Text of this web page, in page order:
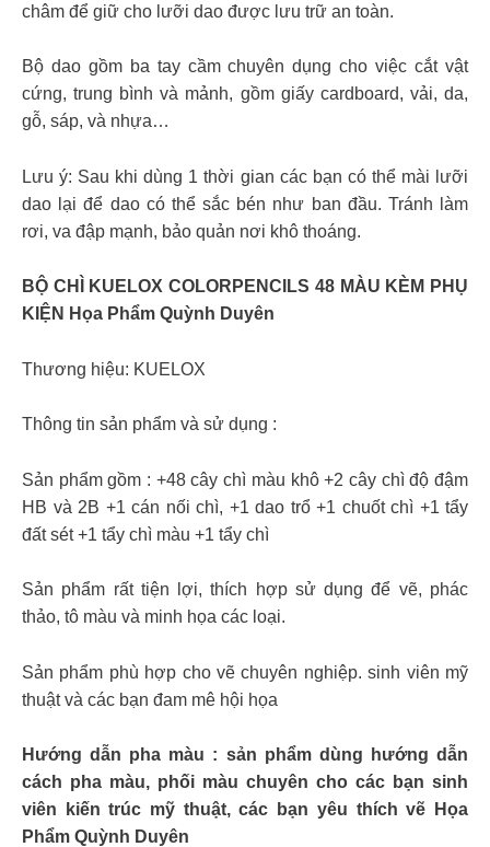
châm để giữ cho lưỡi dao được lưu trữ an toàn.
Bộ dao gồm ba tay cầm chuyên dụng cho việc cắt vật
cứng, trung bình và mảnh, gồm giấy cardboard, vải, da,
gỗ, sáp, và nhựa…
Lưu ý: Sau khi dùng 1 thời gian các bạn có thể mài lưỡi
dao lại để dao có thể sắc bén như ban đầu. Tránh làm
rơi, va đập mạnh, bảo quản nơi khô thoáng.
BỘ CHÌ KUELOX COLORPENCILS 48 MÀU KÈM PHỤ
KIỆN Họa Phẩm Quỳnh Duyên
Thương hiệu: KUELOX
Thông tin sản phẩm và sử dụng :
Sản phẩm gồm : +48 cây chì màu khô +2 cây chì độ đậm
HB và 2B +1 cán nối chì, +1 dao trổ +1 chuốt chì +1 tẩy
đất sét +1 tẩy chì màu +1 tẩy chì
Sản phẩm rất tiện lợi, thích hợp sử dụng để vẽ, phác
thảo, tô màu và minh họa các loại.
Sản phẩm phù hợp cho vẽ chuyên nghiệp. sinh viên mỹ
thuật và các bạn đam mê hội họa
Hướng dẫn pha màu : sản phẩm dùng hướng dẫn
cách pha màu, phối màu chuyên cho các bạn sinh
viên kiến trúc mỹ thuật, các bạn yêu thích vẽ Họa
Phẩm Quỳnh Duyên